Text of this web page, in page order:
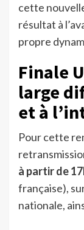
cette
résultat à
propre
Finale
large
et à
Pour cette
à partir de
française),
nationale,